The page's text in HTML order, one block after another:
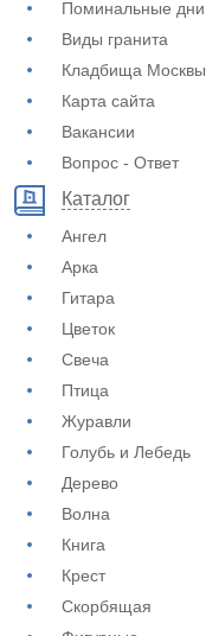
Поминальные дни
Виды гранита
Кладбища Москвы
Карта сайта
Вакансии
Вопрос - Ответ
Каталог
Ангел
Арка
Гитара
Цветок
Свеча
Птица
Журавли
Голубь и Лебедь
Дерево
Волна
Книга
Крест
Скорбящая